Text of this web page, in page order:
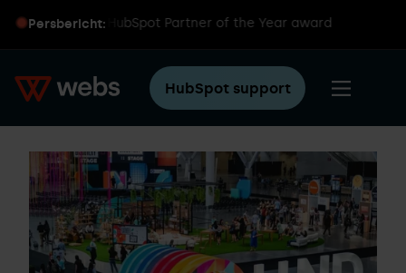
Persbericht:
HubSpot Partner of the Year award
HubSpot support